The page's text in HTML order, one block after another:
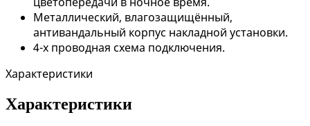
Металлический, влагозащищённый,
антивандальный корпус накладной установки.
4-х проводная схема подключения.
Характеристики
Характеристики